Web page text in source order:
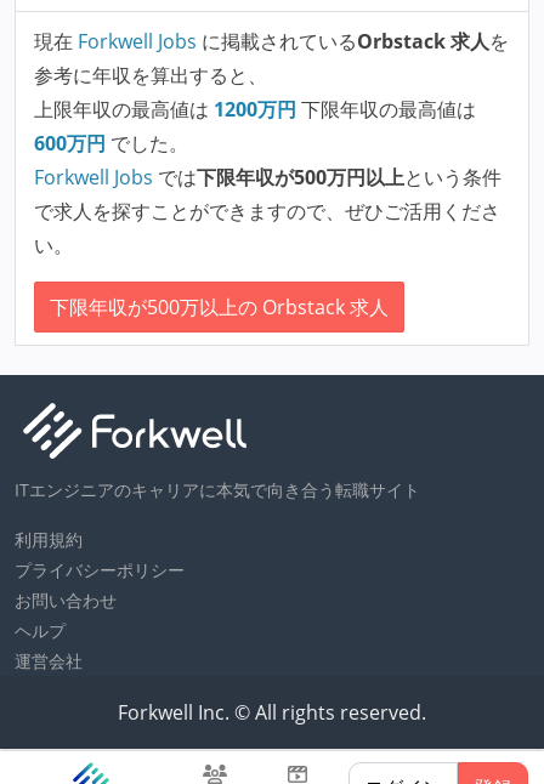
現在 Forkwell Jobs に掲載されているOrbstack 求人を
参考に年収を算出すると、
上限年収の最高値は 1200万円 下限年収の最高値は
600万円 でした。
Forkwell Jobs では下限年収が500万円以上という条件
で求人を探すことができますので、ぜひご活用くださ
い。
下限年収が500万以上の Orbstack 求人
ITエンジニアのキャリアに本気で向き合う転職サイト
利用規約
プライバシーポリシー
お問い合わせ
ヘルプ
運営会社
Forkwell Inc. © All rights reserved.